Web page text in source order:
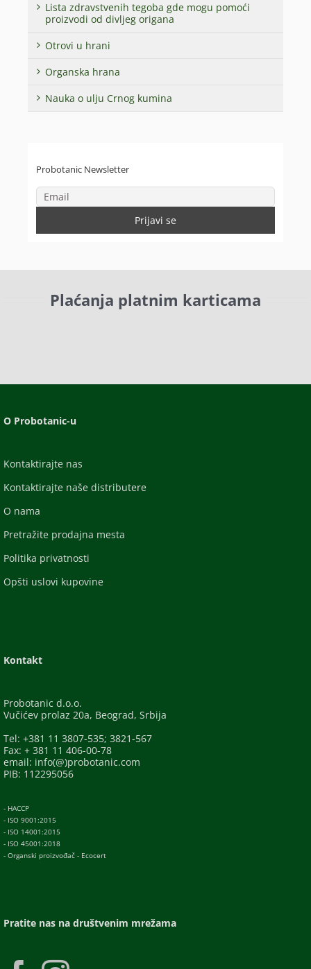
Lista zdravstvenih tegoba gde mogu pomoći
proizvodi od divljeg origana
Otrovi u hrani
Organska hrana
Nauka o ulju Crnog kumina
Probotanic Newsletter
Plaćanja platnim karticama
O Probotanic-u
Kontaktirajte nas
Kontaktirajte naše distributere
O nama
Pretražite prodajna mesta
Politika privatnosti
Opšti uslovi kupovine
Kontakt
Probotanic d.o.o.
Vučićev prolaz 20a, Beograd, Srbija
Tel: +381 11 3807-535; 3821-567
Fax: + 381 11 406-00-78
email: info(@)probotanic.com
PIB: 112295056
- HACCP
- ISO 9001:2015
- ISO 14001:2015
- ISO 45001:2018
- Organski proizvođač - Ecocert
Pratite nas na društvenim mrežama